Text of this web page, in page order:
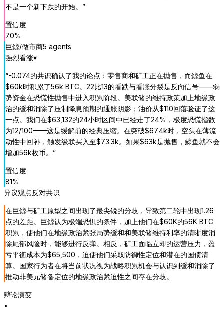
不是一个新下跌的开始。 ”
置信度
70%
巨鲸/做市商5 agents
强烈看涨▾
“-0.074的共识确认了我的论点：零售商和矿工正在抛售，而鲸鱼在
$60k时积累了56k BTC。22比13的看跌与看涨分裂是反向信号——弱
势资金在恐慌性抛售中进入积累阶段。美联储的维持政策加上地缘政
治的缓和消除了压制降息预期的通胀阴影；油价从$110回落验证了这
一点。我们在$63,132的24小时区间中已经走了24%，极度恐慌指数
为12/100——这是缓解前的经典压缩。在突破$67.4k时，空头在薄流
动性中回补，触发级联买入至$73.3k。如果$63k是抛售，鲸鱼就不会
增加56k枚币。 ”
置信度
81%
异议观点反对共识
在巨鲸与矿工原型之间出现了最尖锐的分歧，导致第二轮中出现1.26
点的差距。巨鲸认为极端恐惧的条件，加上他们在$60K的56K BTC
积累，使他们在地缘政治紧张局势缓和和美联储维持利率的清晰度消
除尾部风险时，能够进行反弹。相反，矿工面临立即的运营压力，盈
亏平衡成本为$65,500，迫使他们采取防御性定位和潜在的国债清
算。国家行为者在将当前状况视为战略积累机会与认识到缓和消除了
推动非美元储备定位的地缘政治紧迫性之间存在分歧。
辩论演变
•